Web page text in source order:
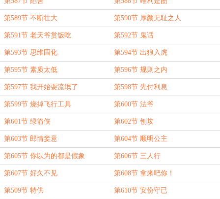
第589节 不断壮大 第590节 厚颜无耻之人
第591节 老天爷赏饭吃 第592节 鬼话
第593节 思维固化 第594节 出狼入虎
第595节 素质太低 第596节 规则之内
第597节 我开始耍流氓了 第598节 先付利息
第599节 烧掉飞行工具 第600节 法爷
第601节 绿箭侠 第602节 刨坟
第603节 郎情妾意 第604节 顺明公主
第605节 你以为的都是假象 第606节 三人行
第607节 好久不见 第608节 拿来吧你！
第509节 特供 第610节 安份守已